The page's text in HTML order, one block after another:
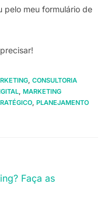
pelo meu formulário de
CONSULTORIA
MARKETING
PLANEJAMENTO
Faça as